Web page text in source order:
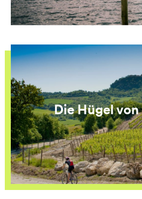
Die Hügel